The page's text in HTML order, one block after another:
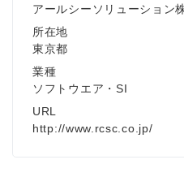
アールシーソリューション
所在地
東京都
業種
ソフトウエア・SI
URL
http://www.rcsc.co.jp/